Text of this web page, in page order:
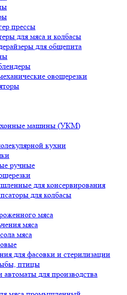
прессы
для мяса и колбасы
для общепита
овощерезки
машины (УКМ)
кухни
ручные
для консервирования
для колбасы
мяса
мяса
мяса
для фасовки и стерилизации
птицы
для производства